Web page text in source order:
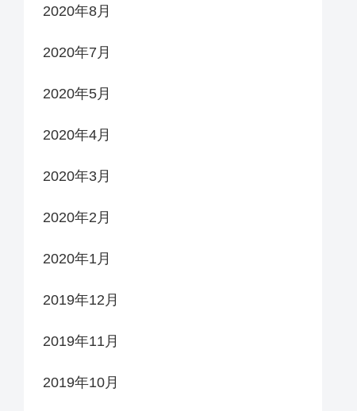
2020年8月
2020年7月
2020年5月
2020年4月
2020年3月
2020年2月
2020年1月
2019年12月
2019年11月
2019年10月